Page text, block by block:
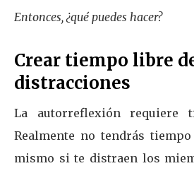
Entonces, ¿qué puedes hacer?
Crear tiempo libre
distracciones
La autorreflexión requiere
Realmente no tendrás
mismo si te distraen los